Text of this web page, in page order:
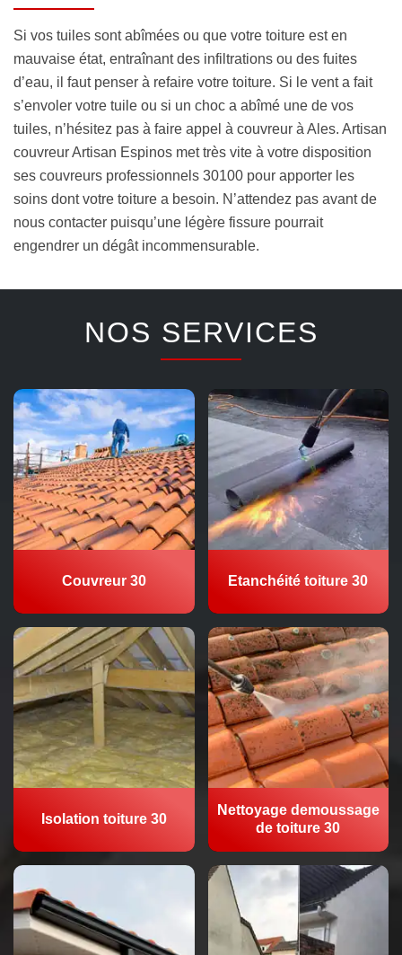
Si vos tuiles sont abîmées ou que votre toiture est en
mauvaise état, entraînant des infiltrations ou des fuites
d’eau, il faut penser à refaire votre toiture. Si le vent a fait
s’envoler votre tuile ou si un choc a abîmé une de vos
tuiles, n’hésitez pas à faire appel à couvreur à Ales. Artisan
couvreur Artisan Espinos met très vite à votre disposition
ses couvreurs professionnels 30100 pour apporter les
soins dont votre toiture a besoin. N’attendez pas avant de
nous contacter puisqu’une légère fissure pourrait
engendrer un dégât incommensurable.
NOS SERVICES
Couvreur 30 Etanchéité toiture 30
Isolation toiture 30
Nettoyage demoussage
de toiture 30